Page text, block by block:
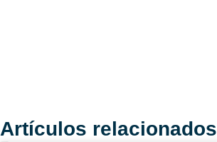
Artículos relacionados